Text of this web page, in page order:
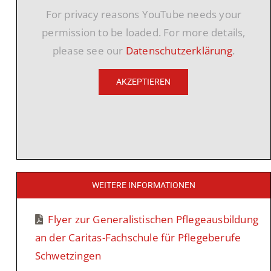
For privacy reasons YouTube needs your
permission to be loaded. For more details,
please see our Datenschutzerklärung.
AKZEPTIEREN
WEITERE INFORMATIONEN
Flyer zur Generalistischen Pflegeausbildung
an der Caritas-Fachschule für Pflegeberufe
Schwetzingen